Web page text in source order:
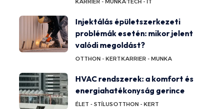
Injektálás épületszerkezeti
problémák esetén: mikor jelent
valódi megoldást?
OTTHON - KERTKARRIER - MUNKA
HVAC rendszerek: a komfort és
energiahatékonyság gerince
ÉLET - STÍLUSOTTHON - KERT